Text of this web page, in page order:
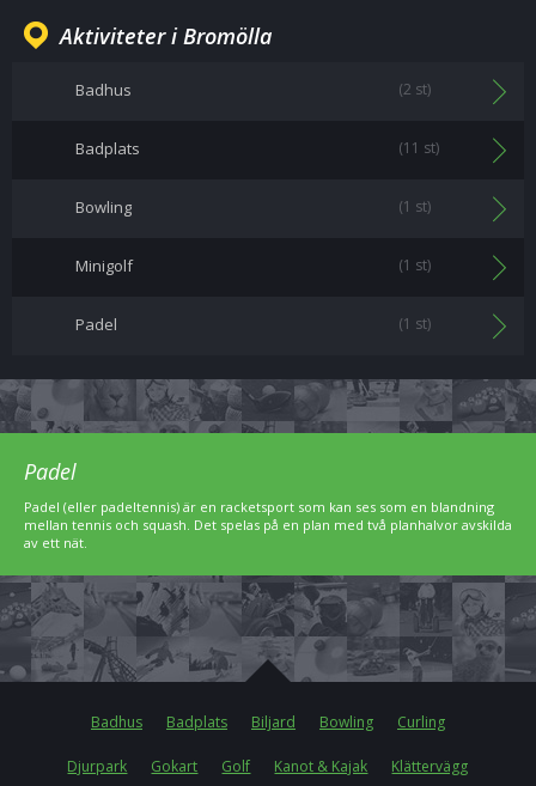
Aktiviteter i Bromölla
Badhus (2 st)
Badplats (11 st)
Bowling (1 st)
Minigolf (1 st)
Padel (1 st)
Padel
Padel (eller padeltennis) är en racketsport som kan ses som en blandning
mellan tennis och squash. Det spelas på en plan med två planhalvor avskilda
av ett nät.
Badhus Badplats Biljard Bowling Curling
Djurpark Gokart Golf Kanot & Kajak Klättervägg